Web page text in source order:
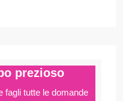
prezioso
fagli tutte le domande